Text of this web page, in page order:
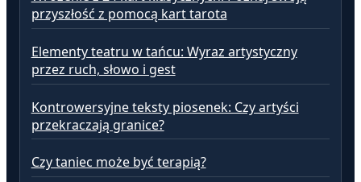
przyszłość z pomocą kart tarota
Elementy teatru w tańcu: Wyraz artystyczny
przez ruch, słowo i gest
Kontrowersyjne teksty piosenek: Czy artyści
przekraczają granice?
Czy taniec może być terapią?